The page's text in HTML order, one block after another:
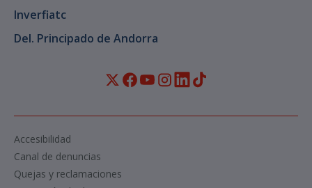
Inverfiatc
Del. Principado de Andorra
Quejas y reclamaciones
Canal de denuncias
Accesibilidad